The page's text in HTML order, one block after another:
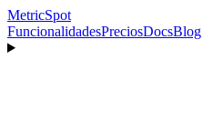
MetricSpot
FuncionalidadesPreciosDocsBlog